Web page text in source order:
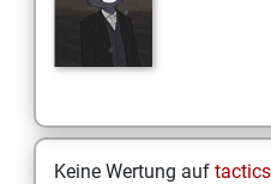
Keine Wertung auf